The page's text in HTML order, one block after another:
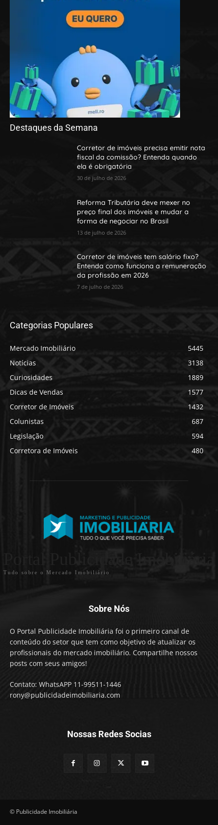
Destaques da Semana
Corretor de imóveis precisa emitir nota
fiscal da comissão? Entenda quando
ela é obrigatória
30 de julho de 2026
Reforma Tributária deve mexer no
preço final dos imóveis e mudar a
forma de negociar no Brasil
13 de julho de 2026
Corretor de imóveis tem salário fixo?
Entenda como funciona a remuneração
da profissão em 2026
7 de julho de 2026
Categorias Populares
Mercado Imobiliário
5445
Notícias
3138
Curiosidades
1889
Dicas de Vendas
1577
Corretor de Imóveis
1432
Colunistas
687
Legislação
594
Corretora de Imóveis
480
Portal Publicidade Imobiliária
Tudo sobre o Mercado Imobiliário
Sobre Nós
O Portal Publicidade Imobiliária foi o primeiro canal de
conteúdo do setor que tem como objetivo de atualizar os
profissionais do mercado imobiliário. Compartilhe nossos
posts com seus amigos!
Contato: WhatsAPP 11-99511-1446
rony@publicidadeimobiliaria.com
Nossas Redes Socias
© Publicidade Imobiliária